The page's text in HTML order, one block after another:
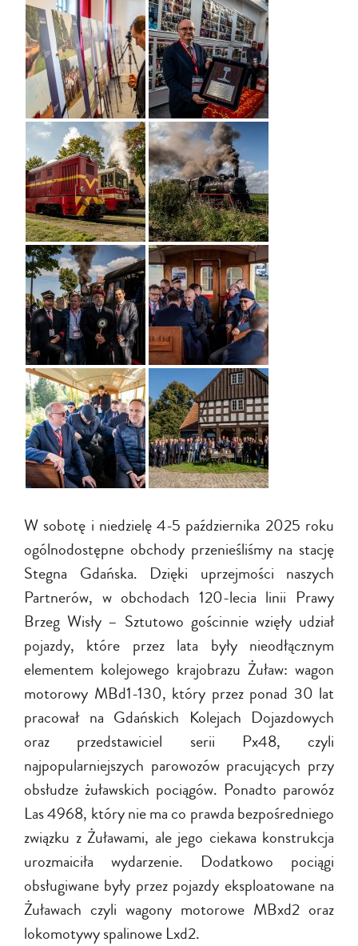
W sobotę i niedzielę 4-5 października 2025 roku
ogólnodostępne obchody przenieśliśmy na stację
Stegna Gdańska. Dzięki uprzejmości naszych
Partnerów, w obchodach 120-lecia linii Prawy
Brzeg Wisły – Sztutowo gościnnie wzięły udział
pojazdy, które przez lata były nieodłącznym
elementem kolejowego krajobrazu Żuław: wagon
motorowy MBd1-130, który przez ponad 30 lat
pracował na Gdańskich Kolejach Dojazdowych
oraz przedstawiciel serii Px48, czyli
najpopularniejszych parowozów pracujących przy
obsłudze żuławskich pociągów. Ponadto parowóz
Las 4968, który nie ma co prawda bezpośredniego
związku z Żuławami, ale jego ciekawa konstrukcja
urozmaiciła wydarzenie. Dodatkowo pociągi
obsługiwane były przez pojazdy eksploatowane na
Żuławach czyli wagony motorowe MBxd2 oraz
lokomotywy spalinowe Lxd2.